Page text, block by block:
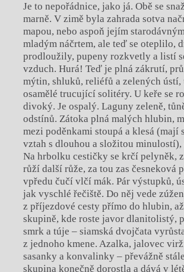
Je to nepořádnice, jako já. Obě se
marně. V zimě byla zahrada sotva
mapou, nebo aspoň jejím
mladým náčrtem, ale teď se oteplilo,
prodloužily, pupeny rozkvetly a listí
vzduch. Hurá! Teď je plná zákrutí,
mýtin, shluků, reliéfů a zelených
osamělé trucující solitéry. U keře se
divoký. Je ospalý. Laguny zeleně,
odstínů. Zátoka plná malých hlubin,
mezi poděnkami stoupá a klesá (mají
vztah s dlouhou a složitou minulostí),
Na hrbolku cestičky se krčí pelyněk,
růží další růže, za tou zas česneková
vpředu čučí vlčí mák. Pár výstupků,
jak vyschlé řečiště. Do něj vede
z příjezdové cesty přímo do hlubin,
skupině, kde roste javor dlanitolistý,
smrk a túje – siamská dvojčata
z jednoho kmene. Azalka, jalovec
sasanky a konvalinky – převážně
skupina konečně dorostla a dává v